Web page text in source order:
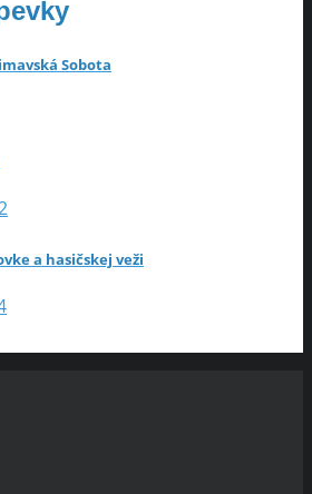
Sobota
a hasičskej veži